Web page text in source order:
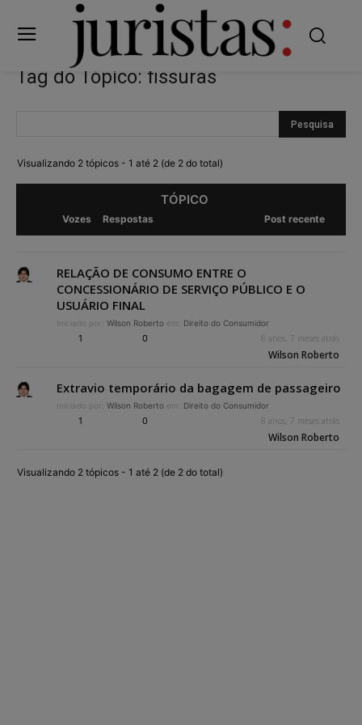
Tag do Tópico: fissuras
Visualizando 2 tópicos - 1 até 2 (de 2 do total)
TÓPICO
Vozes Respostas Post recente
RELAÇÃO DE CONSUMO ENTRE O
CONCESSIONÁRIO DE SERVIÇO PÚBLICO E O
USUÁRIO FINAL
Iniciado por: Wilson Roberto em: Direito do Consumidor
1 0 8 anos, 7 meses atrás
Wilson Roberto
Extravio temporário da bagagem de passageiro
Iniciado por: Wilson Roberto em: Direito do Consumidor
1 0 8 anos, 7 meses atrás
Wilson Roberto
Visualizando 2 tópicos - 1 até 2 (de 2 do total)